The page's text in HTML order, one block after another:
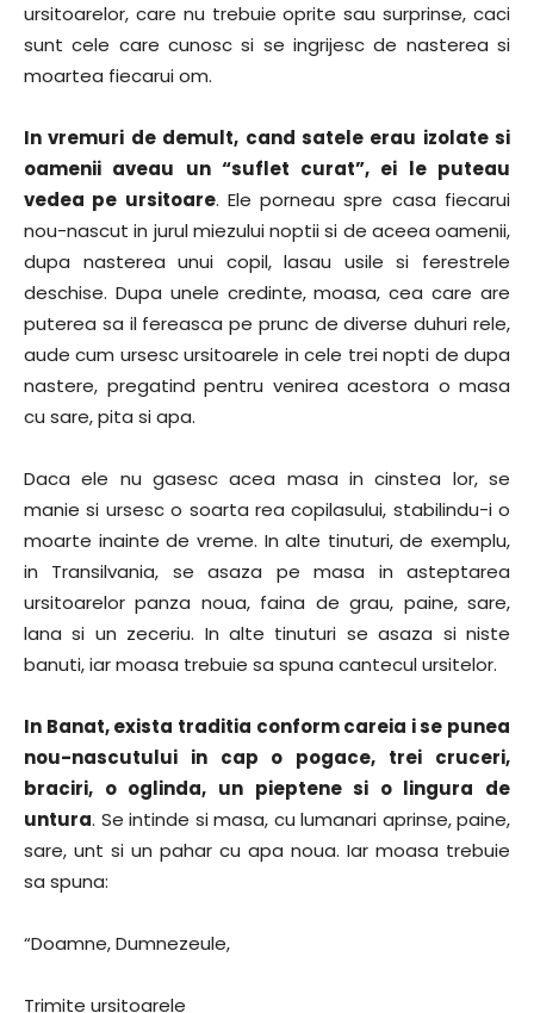
ursitoarelor, care nu trebuie oprite sau surprinse, caci
sunt cele care cunosc si se ingrijesc de nasterea si
moartea fiecarui om.
In vremuri de demult, cand satele erau izolate si
oamenii aveau un “suflet curat”, ei le puteau
vedea pe ursitoare. Ele porneau spre casa fiecarui
nou-nascut in jurul miezului noptii si de aceea oamenii,
dupa nasterea unui copil, lasau usile si ferestrele
deschise. Dupa unele credinte, moasa, cea care are
puterea sa il fereasca pe prunc de diverse duhuri rele,
aude cum ursesc ursitoarele in cele trei nopti de dupa
nastere, pregatind pentru venirea acestora o masa
cu sare, pita si apa.
Daca ele nu gasesc acea masa in cinstea lor, se
manie si ursesc o soarta rea copilasului, stabilindu-i o
moarte inainte de vreme. In alte tinuturi, de exemplu,
in Transilvania, se asaza pe masa in asteptarea
ursitoarelor panza noua, faina de grau, paine, sare,
lana si un zeceriu. In alte tinuturi se asaza si niste
banuti, iar moasa trebuie sa spuna cantecul ursitelor.
In Banat, exista traditia conform careia i se punea
nou-nascutului in cap o pogace, trei cruceri,
braciri, o oglinda, un pieptene si o lingura de
untura. Se intinde si masa, cu lumanari aprinse, paine,
sare, unt si un pahar cu apa noua. Iar moasa trebuie
sa spuna:
“Doamne, Dumnezeule,
Trimite ursitoarele